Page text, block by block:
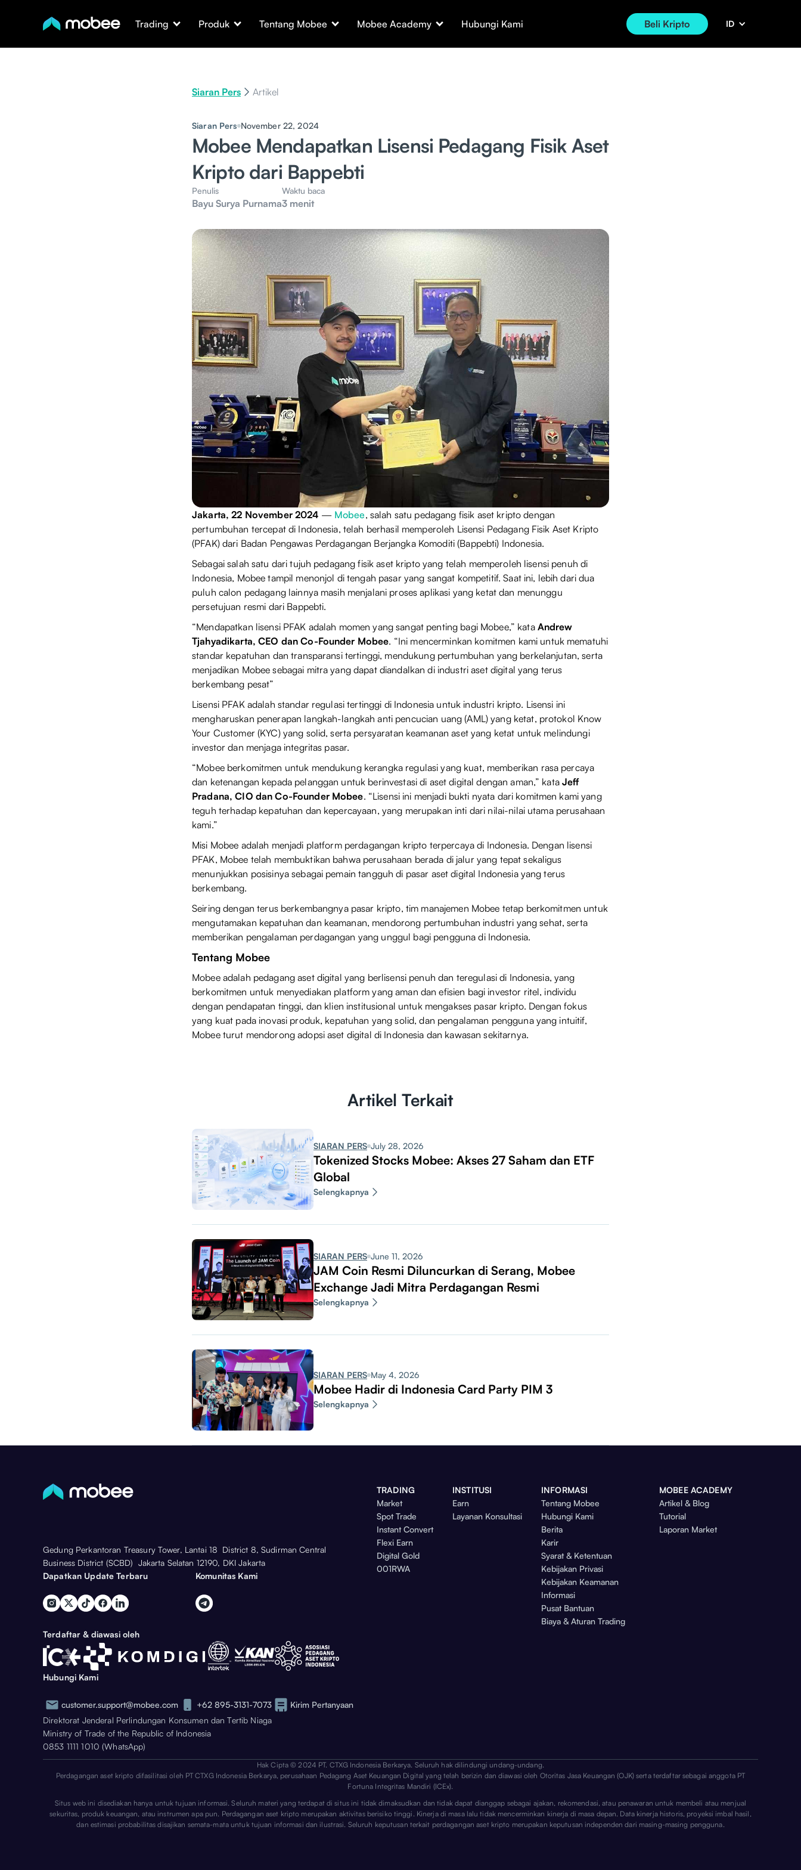
Trading Produk Tentang Mobee Mobee Academy Hubungi Kami Beli Kripto ID
Siaran Pers Artikel
Siaran Pers November 22, 2024
Mobee Mendapatkan Lisensi Pedagang Fisik Aset
Kripto dari Bappebti
Penulis
Bayu Surya Purnama
Waktu baca
3 menit
Jakarta, 22 November 2024 — Mobee, salah satu pedagang fisik aset kripto dengan
pertumbuhan tercepat di Indonesia, telah berhasil memperoleh Lisensi Pedagang Fisik Aset Kripto
(PFAK) dari Badan Pengawas Perdagangan Berjangka Komoditi (Bappebti) Indonesia.
Sebagai salah satu dari tujuh pedagang fisik aset kripto yang telah memperoleh lisensi penuh di
Indonesia, Mobee tampil menonjol di tengah pasar yang sangat kompetitif. Saat ini, lebih dari dua
puluh calon pedagang lainnya masih menjalani proses aplikasi yang ketat dan menunggu
persetujuan resmi dari Bappebti.
“Mendapatkan lisensi PFAK adalah momen yang sangat penting bagi Mobee,” kata Andrew
Tjahyadikarta, CEO dan Co-Founder Mobee. “Ini mencerminkan komitmen kami untuk mematuhi
standar kepatuhan dan transparansi tertinggi, mendukung pertumbuhan yang berkelanjutan, serta
menjadikan Mobee sebagai mitra yang dapat diandalkan di industri aset digital yang terus
berkembang pesat”
Lisensi PFAK adalah standar regulasi tertinggi di Indonesia untuk industri kripto. Lisensi ini
mengharuskan penerapan langkah-langkah anti pencucian uang (AML) yang ketat, protokol Know
Your Customer (KYC) yang solid, serta persyaratan keamanan aset yang ketat untuk melindungi
investor dan menjaga integritas pasar.
“Mobee berkomitmen untuk mendukung kerangka regulasi yang kuat, memberikan rasa percaya
dan ketenangan kepada pelanggan untuk berinvestasi di aset digital dengan aman,” kataJeff
Pradana, CIO dan Co-Founder Mobee. “Lisensi ini menjadi bukti nyata dari komitmen kami yang
teguh terhadap kepatuhan dan kepercayaan, yang merupakan inti dari nilai-nilai utama perusahaan
kami.”
Misi Mobee adalah menjadi platform perdagangan kripto terpercaya di Indonesia. Dengan lisensi
PFAK, Mobee telah membuktikan bahwa perusahaan berada di jalur yang tepat sekaligus
menunjukkan posisinya sebagai pemain tangguh di pasar aset digital Indonesia yang terus
berkembang.
Seiring dengan terus berkembangnya pasar kripto, tim manajemen Mobee tetap berkomitmen untuk
mengutamakan kepatuhan dan keamanan, mendorong pertumbuhan industri yang sehat, serta
memberikan pengalaman perdagangan yang unggul bagi pengguna di Indonesia.
Tentang Mobee
Mobee adalah pedagang aset digital yang berlisensi penuh dan teregulasi di Indonesia, yang
berkomitmen untuk menyediakan platform yang aman dan efisien bagi investor ritel, individu
dengan pendapatan tinggi, dan klien institusional untuk mengakses pasar kripto. Dengan fokus
yang kuat pada inovasi produk, kepatuhan yang solid, dan pengalaman pengguna yang intuitif,
Mobee turut mendorong adopsi aset digital di Indonesia dan kawasan sekitarnya.
Artikel Terkait
SIARAN PERS July 28, 2026
Tokenized Stocks Mobee: Akses 27 Saham dan ETF
Global
Selengkapnya
SIARAN PERS June 11, 2026
JAM Coin Resmi Diluncurkan di Serang, Mobee
Exchange Jadi Mitra Perdagangan Resmi
Selengkapnya
SIARAN PERS May 4, 2026
Mobee Hadir di Indonesia Card Party PIM 3
Selengkapnya
Gedung Perkantoran Treasury Tower, Lantai 18 District 8, Sudirman Central
Business District (SCBD) Jakarta Selatan 12190, DKI Jakarta
Dapatkan Update Terbaru
Komunitas Kami
TRADING
Market
Spot Trade
Instant Convert
Flexi Earn
Digital Gold
001RWA
INSTITUSI
Earn
Layanan Konsultasi
INFORMASI
Tentang Mobee
Hubungi Kami
Berita
Karir
Syarat & Ketentuan
Kebijakan Privasi
Kebijakan Keamanan
Informasi
Pusat Bantuan
Biaya & Aturan Trading
MOBEE ACADEMY
Artikel & Blog
Tutorial
Laporan Market
Terdaftar & diawasi oleh
Hubungi Kami
customer.support@mobee.com +62 895-3131-7073
Kirim Pertanyaan
Direktorat Jenderal Perlindungan Konsumen dan Tertib Niaga
Ministry of Trade of the Republic of Indonesia
0853 1111 1010 (WhatsApp)
Hak Cipta © 2024 PT. CTXG Indonesia Berkarya. Seluruh hak dilindungi undang-undang.
Perdagangan aset kripto difasilitasi oleh PT CTXG Indonesia Berkarya, perusahaan Pedagang Aset Keuangan Digital yang telah berizin dan diawasi oleh Otoritas Jasa Keuangan (OJK) serta terdaftar sebagai anggota PT
Fortuna Integritas Mandiri (ICEx).
Situs web ini disediakan hanya untuk tujuan informasi. Seluruh materi yang terdapat di situs ini tidak dimaksudkan dan tidak dapat dianggap sebagai ajakan, rekomendasi, atau penawaran untuk membeli atau menjual
sekuritas, produk keuangan, atau instrumen apa pun. Perdagangan aset kripto merupakan aktivitas berisiko tinggi. Kinerja di masa lalu tidak mencerminkan kinerja di masa depan. Data kinerja historis, proyeksi imbal hasil,
dan estimasi probabilitas disajikan semata-mata untuk tujuan informasi dan ilustrasi. Seluruh keputusan terkait perdagangan aset kripto merupakan keputusan independen dari masing-masing pengguna.